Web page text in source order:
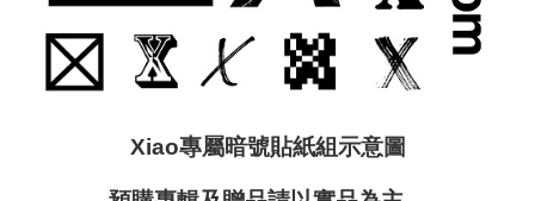
Xiao專屬暗號貼紙組示意圖